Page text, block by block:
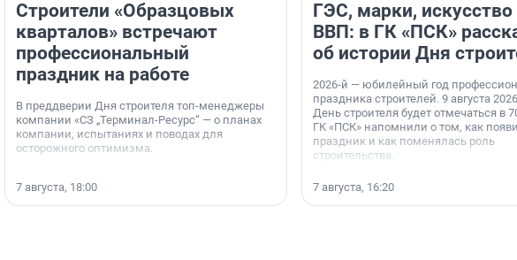
Строители «Образцовых
кварталов» встречают
профессиональный
праздник на работе
В преддверии Дня строителя топ-менеджеры
компании «СЗ „Терминал-Ресурс“ — о планах
компании, испытаниях и поводах для
осторожного оптимизма.
7 августа, 18:00
ГЭС, марки, искусство
ВВП: в ГК «ПСК»
об истории Дня
2026-й — юбилейный год
праздника строителей. 9 августа
День строителя будет отмечаться в
ГК «ПСК» напомнили о том, как
праздник и как поменялась роль
строительства.
7 августа, 16:20